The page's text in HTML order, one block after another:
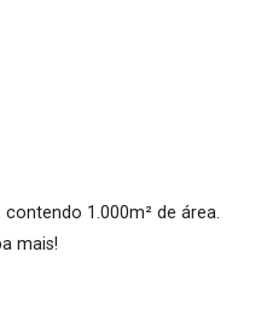
1.000m² de área.
mais!